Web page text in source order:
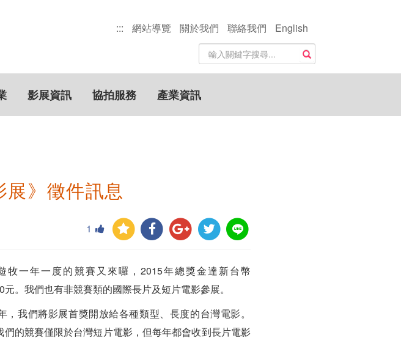
::: 網站導覽 關於我們 聯絡我們
English
站
內
搜
尋
關
鍵
搜尋
影展資訊 協拍服務 產業資訊
》徵件訊息
1
牧一年一度的競賽又來囉，2015年總獎金達新台幣
元。我們也有非競賽類的國際長片及短片電影參展。
，我們將影展首獎開放給各種類型、長度的台灣電影。
們的競賽僅限於台灣短片電影，但每年都會收到長片電影